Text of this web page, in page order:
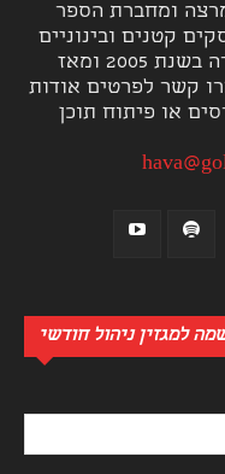
ומחברת הספר
קטנים ובינוניים
בישראל. חוה הקימה את החברה בשנת 2005 ומאז
קשר לפרטים אודות
או פיתוח תוכן
למגזין ניהול חודשי